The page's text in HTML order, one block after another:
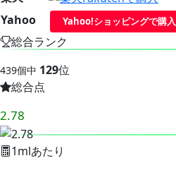
Yahoo
Yahoo!ショッピングで購入
総合ランク
439個中 129位
総合点
2.78
1mlあたり